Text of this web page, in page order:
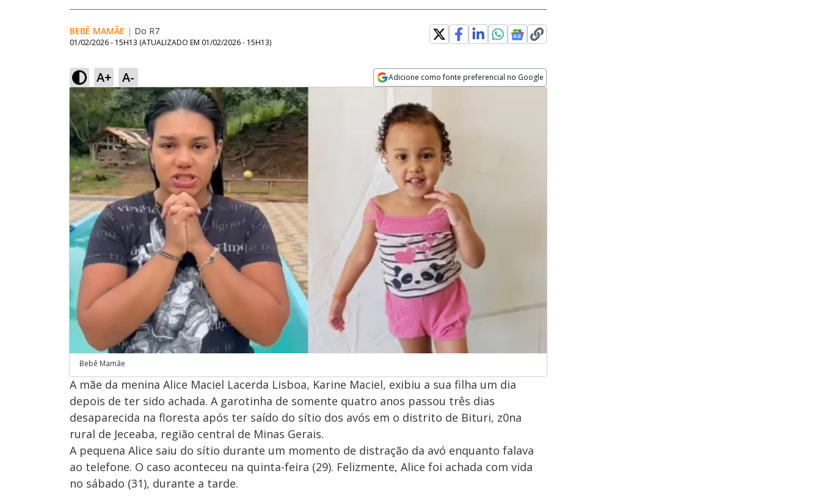
BEBÊ MAMÃE | Do R7
01/02/2026 - 15H13 (ATUALIZADO EM 01/02/2026 - 15H13)
A+ A- Adicione como fonte preferencial no Google
Bebê Mamãe
A mãe da menina Alice Maciel Lacerda Lisboa, Karine Maciel, exibiu a sua filha um dia
depois de ter sido achada. A garotinha de somente quatro anos passou três dias
desaparecida na floresta após ter saído do sítio dos avós em o distrito de Bituri, z0na
rural de Jeceaba, região central de Minas Gerais.
A pequena Alice saiu do sítio durante um momento de distração da avó enquanto falava
ao telefone. O caso aconteceu na quinta-feira (29). Felizmente, Alice foi achada com vida
no sábado (31), durante a tarde.